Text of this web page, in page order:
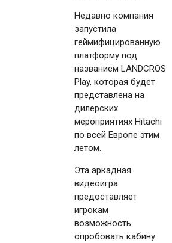
Недавно компания
запустила
геймифицированную
платформу под
названием LANDCROS
Play, которая будет
представлена ​​на
дилерских
мероприятиях Hitachi
по всей Европе этим
летом.
Эта аркадная
видеоигра
предоставляет
игрокам
возможность
опробовать кабину